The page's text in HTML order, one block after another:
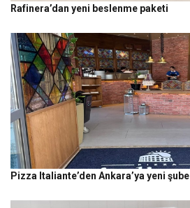
Rafinera’dan yeni beslenme paketi
Pizza Italiante’den Ankara’ya yeni şube